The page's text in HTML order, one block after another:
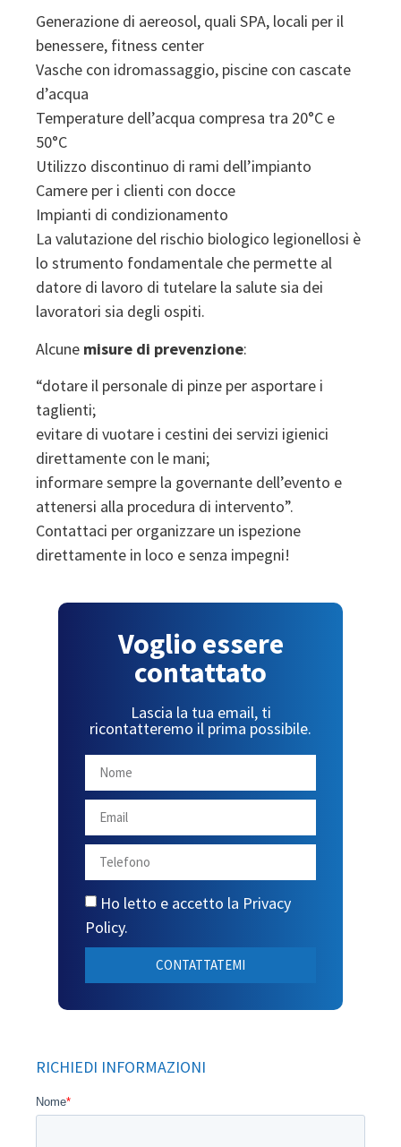
Generazione di aereosol, quali SPA, locali per il
benessere, fitness center
Vasche con idromassaggio, piscine con cascate
d’acqua
Temperature dell’acqua compresa tra 20°C e
50°C
Utilizzo discontinuo di rami dell’impianto
Camere per i clienti con docce
Impianti di condizionamento
La valutazione del rischio biologico legionellosi è
lo strumento fondamentale che permette al
datore di lavoro di tutelare la salute sia dei
lavoratori sia degli ospiti.
Alcune misure di prevenzione:
“dotare il personale di pinze per asportare i
taglienti;
evitare di vuotare i cestini dei servizi igienici
direttamente con le mani;
informare sempre la governante dell’evento e
attenersi alla procedura di intervento”.
Contattaci per organizzare un ispezione
direttamente in loco e senza impegni!
Voglio essere
contattato
Lascia la tua email, ti
ricontatteremo il prima possibile.
Ho letto e accetto la Privacy
Policy.
CONTATTATEMI
RICHIEDI INFORMAZIONI